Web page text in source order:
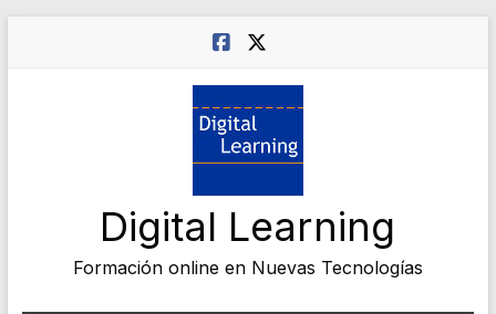
Digital Learning
Formación online en Nuevas Tecnologías